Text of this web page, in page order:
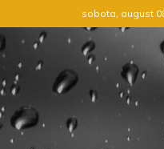
na
obsah
sobota, august